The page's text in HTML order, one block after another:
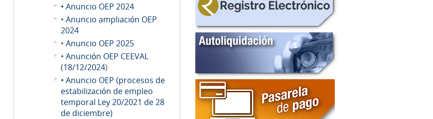
• Anuncio OEP 2024
• Anuncio ampliación OEP
2024
• Anuncio OEP 2025
• Anunción OEP CEEVAL
(18/12/2024)
• Anuncio OEP (procesos de
estabilización de empleo
temporal Ley 20/2021 de 28
de diciembre)